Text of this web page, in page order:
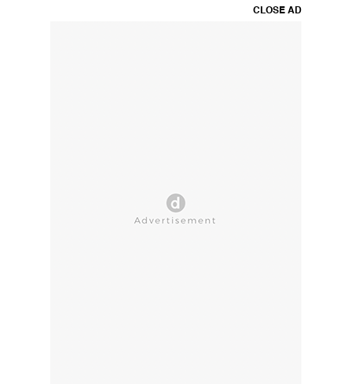
CLOSE AD